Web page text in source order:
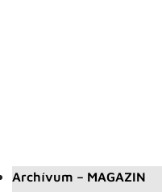
Archívum – MAGAZIN